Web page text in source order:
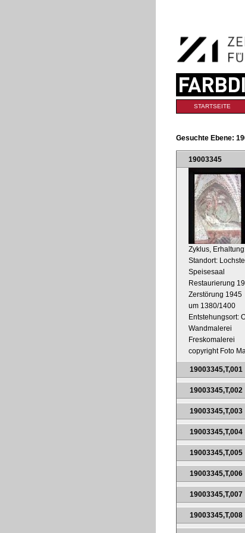
Navigation
Sektionen
STARTSEITE
Gesuchte Ebene:
19003345
Zyklus,
Standort:
Speisesaal
Restaurierung
Zerstörung 1945
um 1380/1400
Entstehungsort:
Wandmalerei
Freskomalerei
copyright Foto
19003345,T,001
19003345,T,002
19003345,T,003
19003345,T,004
19003345,T,005
19003345,T,006
19003345,T,007
19003345,T,008